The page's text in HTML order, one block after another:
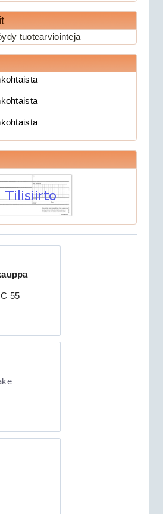
189.00€
330X1 C...
autohälytin +
DEI 509U
279.00€
3903V autohä...
autohälytin +
DEI 509U
CAN
tuotearviointeja
55